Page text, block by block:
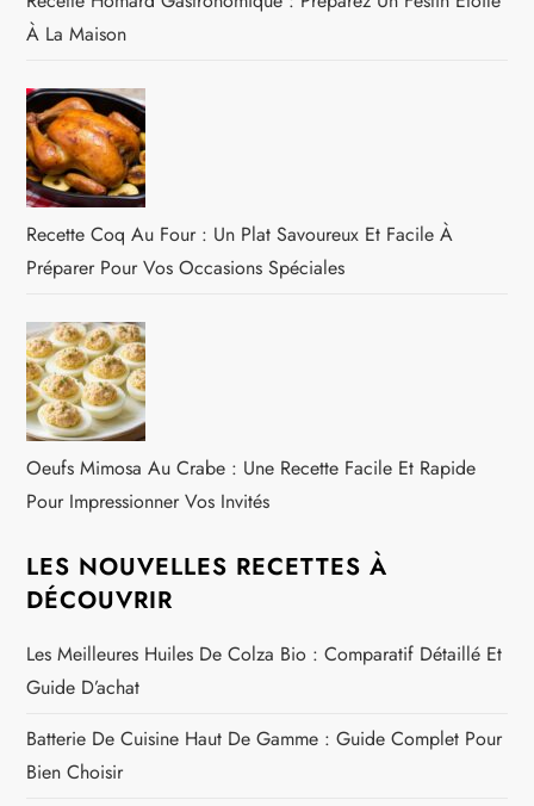
À La Maison
Recette Coq Au Four : Un Plat Savoureux Et Facile À
Préparer Pour Vos Occasions Spéciales
Oeufs Mimosa Au Crabe : Une Recette Facile Et Rapide
Pour Impressionner Vos Invités
LES NOUVELLES RECETTES À
DÉCOUVRIR
Les Meilleures Huiles De Colza Bio : Comparatif Détaillé Et
Guide D’achat
Batterie De Cuisine Haut De Gamme : Guide Complet Pour
Bien Choisir